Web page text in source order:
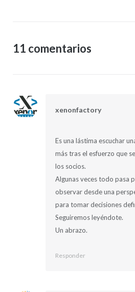
11 comentarios
xenonfactory
Es una lástima escuchar
más tras el esfuerzo que
los socios.
Algunas veces todo pasa
observar desde una
para tomar decisiones
Seguiremos leyéndote.
Un abrazo.
Responder